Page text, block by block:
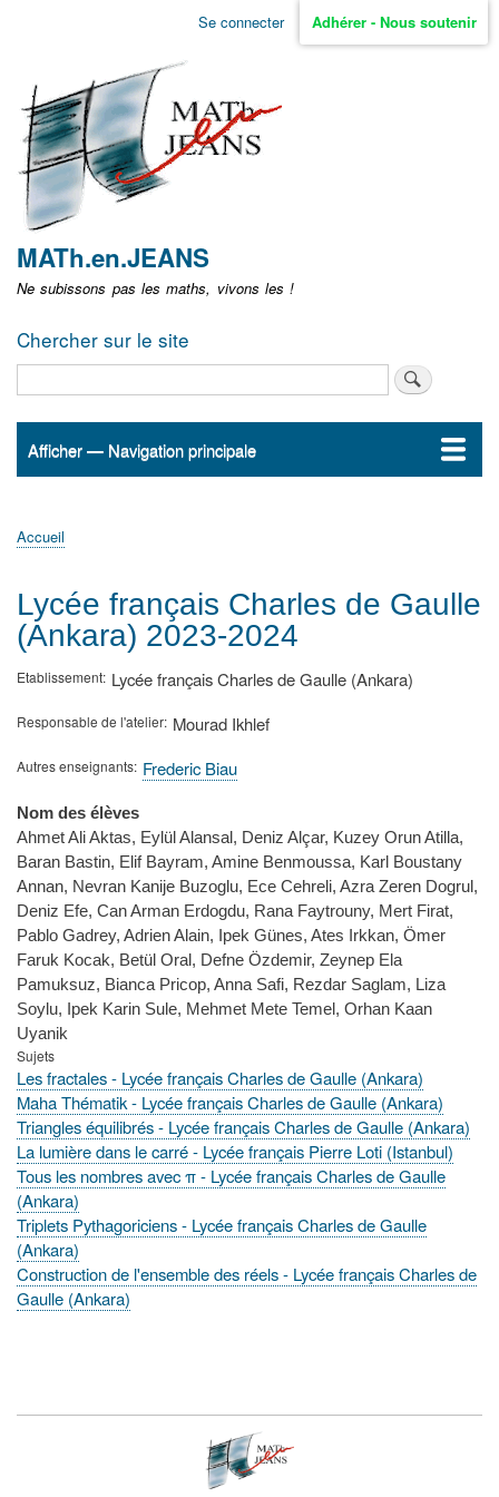
Aller
non
identifié
Se connecter Adhérer - Nous soutenir
MATh.en.JEANS
Ne subissons pas les maths, vivons les !
Chercher sur le site
Navigation
Afficher — Navigation principale
Accueil
ActualitésMATh.en.JEANS ?
Régions et Ateliers
Créer, gérer un atelier
Sujets/Publications
Congrès
d'Ariane
Accueil
Lycée français Charles de Gaulle
(Ankara) 2023-2024
Etablissement Lycée français Charles de Gaulle (Ankara)
Responsable de l'atelier Mourad Ikhlef
Autres enseignants Frederic Biau
Nom des élèves
Ahmet Ali Aktas, Eylül Alansal, Deniz Alçar, Kuzey Orun Atilla,
Baran Bastin, Elif Bayram, Amine Benmoussa, Karl Boustany
Annan, Nevran Kanije Buzoglu, Ece Cehreli, Azra Zeren Dogrul,
Deniz Efe, Can Arman Erdogdu, Rana Faytrouny, Mert Firat,
Pablo Gadrey, Adrien Alain, Ipek Günes, Ates Irkkan, Ömer
Faruk Kocak, Betül Oral, Defne Özdemir, Zeynep Ela
Pamuksuz, Bianca Pricop, Anna Safi, Rezdar Saglam, Liza
Soylu, Ipek Karin Sule, Mehmet Mete Temel, Orhan Kaan
Uyanik
Sujets
Les fractales - Lycée français Charles de Gaulle (Ankara)
Maha Thématik - Lycée français Charles de Gaulle (Ankara)
Triangles équilibrés - Lycée français Charles de Gaulle (Ankara)
La lumière dans le carré - Lycée français Pierre Loti (Istanbul)
Tous les nombres avec π - Lycée français Charles de Gaulle
(Ankara)
Triplets Pythagoriciens - Lycée français Charles de Gaulle
(Ankara)
Construction de l'ensemble des réels - Lycée français Charles de
Gaulle (Ankara)